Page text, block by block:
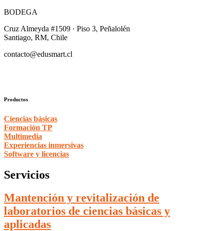
BODEGA
Cruz Almeyda #1509 · Piso 3, Peñalolén
Santiago, RM, Chile
contacto@edusmart.cl
Productos
Ciencias básicas
Formación TP
Multimedia
Experiencias inmersivas
Software y licencias
Servicios
Mantención y revitalización de
laboratorios de ciencias básicas y
aplicadas